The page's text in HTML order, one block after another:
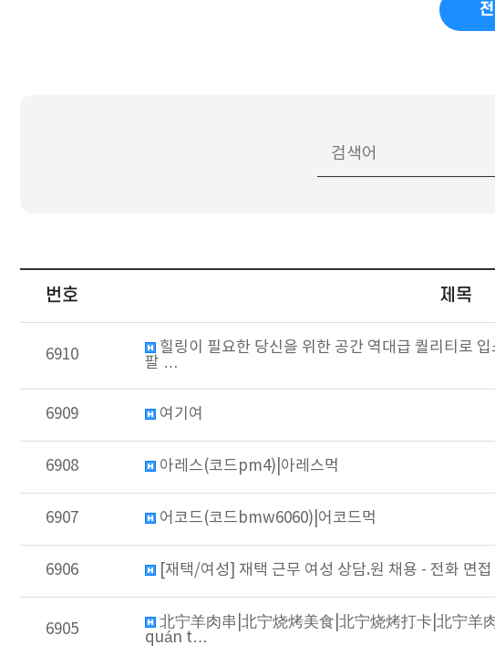
전
번호 제목
6910
힐링이 필요한 당신을 위한 공간 역대급 퀄리티로
팔 …
6909 여기여
6908 아레스(코드pm4)|아레스먹
6907 어코드(코드bmw6060)|어코드먹
6906 [재택/여성] 재택 근무 여성 상담.원 채용 - 전화 면
6905
北宁羊肉串|北宁烧烤美食|北宁烧烤打卡|北宁羊
quán t…